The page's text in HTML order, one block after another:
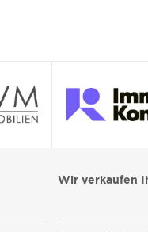
Wir verkaufen